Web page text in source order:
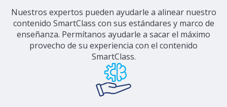
Nuestros expertos pueden ayudarle a alinear nuestro
contenido SmartClass con sus estándares y marco de
enseñanza. Permítanos ayudarle a sacar el máximo
provecho de su experiencia con el contenido
SmartClass.